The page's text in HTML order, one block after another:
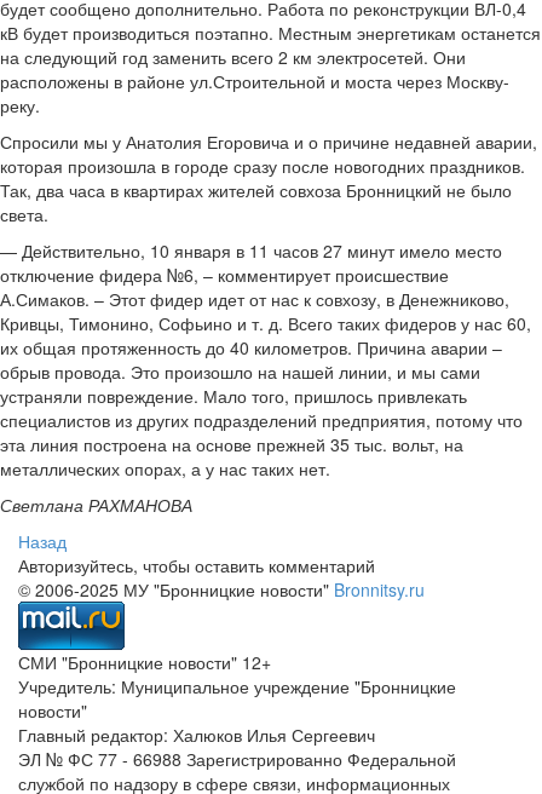
будет сообщено дополнительно. Работа по реконструкции ВЛ-0,4
кВ будет производиться поэтапно. Местным энергетикам останется
на следующий год заменить всего 2 км электросетей. Они
расположены в районе ул.Строительной и моста через Москву-
реку.
Спросили мы у Анатолия Егоровича и о причине недавней аварии,
которая произошла в городе сразу после новогодних праздников.
Так, два часа в квартирах жителей совхоза Бронницкий не было
света.
— Действительно, 10 января в 11 часов 27 минут имело место
отключение фидера №6, – комментирует происшествие
А.Симаков. – Этот фидер идет от нас к совхозу, в Денежниково,
Кривцы, Тимонино, Софьино и т. д. Всего таких фидеров у нас 60,
их общая протяженность до 40 километров. Причина аварии –
обрыв провода. Это произошло на нашей линии, и мы сами
устраняли повреждение. Мало того, пришлось привлекать
специалистов из других подразделений предприятия, потому что
эта линия построена на основе прежней 35 тыс. вольт, на
металлических опорах, а у нас таких нет.
Светлана РАХМАНОВА
Назад
Авторизуйтесь, чтобы оставить комментарий
© 2006-2025 МУ "Бронницкие новости" Bronnitsy.ru
СМИ "Бронницкие новости" 12+
Учредитель: Муниципальное учреждение "Бронницкие
новости"
Главный редактор: Халюков Илья Сергеевич
ЭЛ № ФС 77 - 66988 Зарегистрированно Федеральной
службой по надзору в сфере связи, информационных